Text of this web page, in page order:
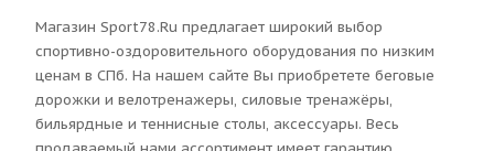
Магазин Sport78.Ru предлагает широкий выбор
спортивно-оздоровительного оборудования по низким
ценам в СПб. На нашем сайте Вы приобретете беговые
дорожки и велотренажеры, силовые тренажёры,
бильярдные и теннисные столы, аксессуары. Весь